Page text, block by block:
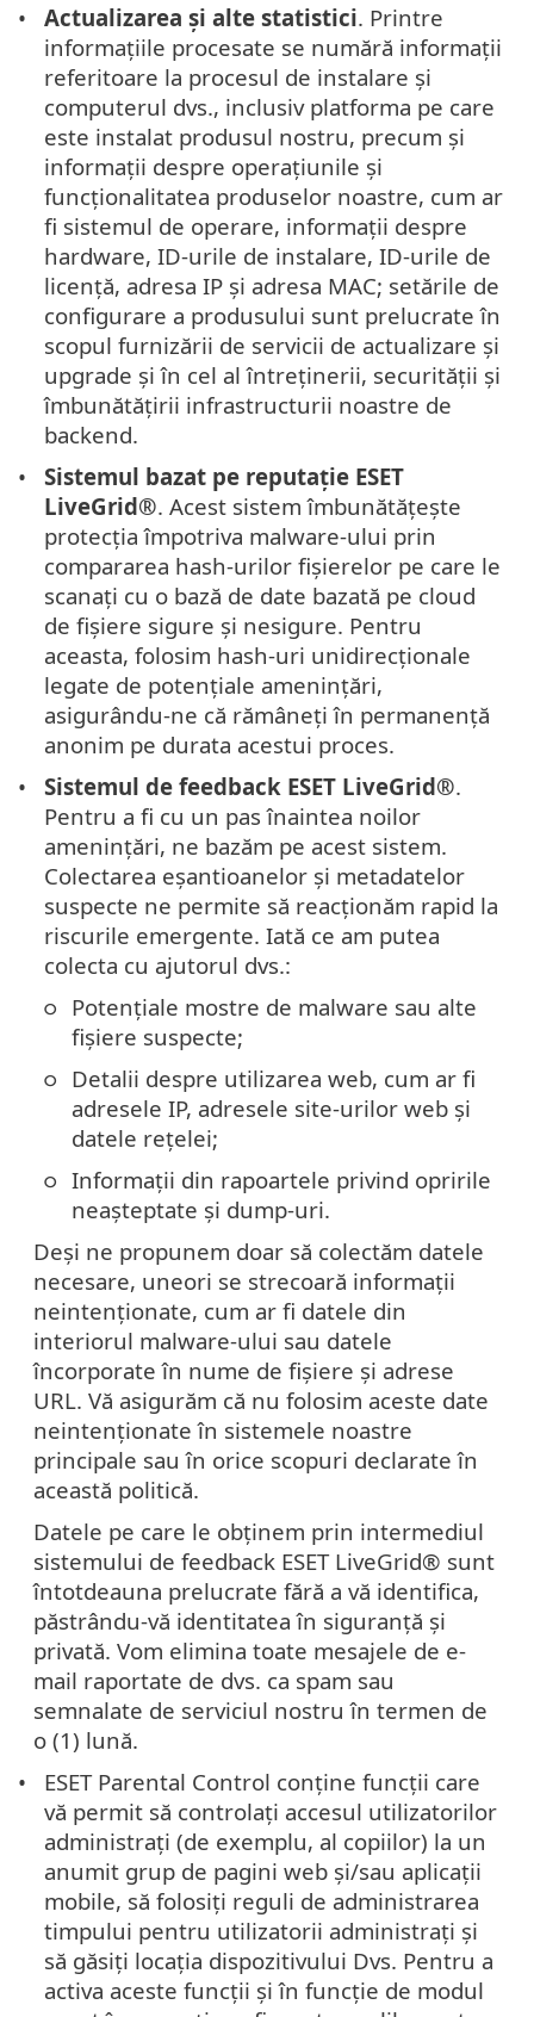
Actualizarea și alte statistici. Printre
informațiile procesate se numără informații
referitoare la procesul de instalare și
computerul dvs., inclusiv platforma pe care
este instalat produsul nostru, precum și
informații despre operațiunile și
funcționalitatea produselor noastre, cum ar
fi sistemul de operare, informații despre
hardware, ID-urile de instalare, ID-urile de
licență, adresa IP și adresa MAC; setările de
configurare a produsului sunt prelucrate în
scopul furnizării de servicii de actualizare și
upgrade și în cel al întreținerii, securității și
îmbunătățirii infrastructurii noastre de
backend.
Sistemul bazat pe reputație ESET
LiveGrid®. Acest sistem îmbunătățește
protecția împotriva malware-ului prin
compararea hash-urilor fișierelor pe care le
scanați cu o bază de date bazată pe cloud
de fișiere sigure și nesigure. Pentru
aceasta, folosim hash-uri unidirecționale
legate de potențiale amenințări,
asigurându-ne că rămâneți în permanență
anonim pe durata acestui proces.
Sistemul de feedback ESET LiveGrid®.
Pentru a fi cu un pas înaintea noilor
amenințări, ne bazăm pe acest sistem.
Colectarea eșantioanelor și metadatelor
suspecte ne permite să reacționăm rapid la
riscurile emergente. Iată ce am putea
colecta cu ajutorul dvs.:
Potențiale mostre de malware sau alte
fișiere suspecte;
Detalii despre utilizarea web, cum ar fi
adresele IP, adresele site-urilor web și
datele rețelei;
Informații din rapoartele privind opririle
neașteptate și dump-uri.
Deși ne propunem doar să colectăm datele
necesare, uneori se strecoară informații
neintenționate, cum ar fi datele din
interiorul malware-ului sau datele
încorporate în nume de fișiere și adrese
URL. Vă asigurăm că nu folosim aceste date
neintenționate în sistemele noastre
principale sau în orice scopuri declarate în
această politică.
Datele pe care le obținem prin intermediul
sistemului de feedback ESET LiveGrid® sunt
întotdeauna prelucrate fără a vă identifica,
păstrându-vă identitatea în siguranță și
privată. Vom elimina toate mesajele de e-
mail raportate de dvs. ca spam sau
semnalate de serviciul nostru în termen de
o (1) lună.
ESET Parental Control conține funcții care
vă permit să controlați accesul utilizatorilor
administrați (de exemplu, al copiilor) la un
anumit grup de pagini web și/sau aplicații
mobile, să folosiți reguli de administrarea
timpului pentru utilizatorii administrați și
să găsiți locația dispozitivului Dvs. Pentru a
activa aceste funcții și în funcție de modul